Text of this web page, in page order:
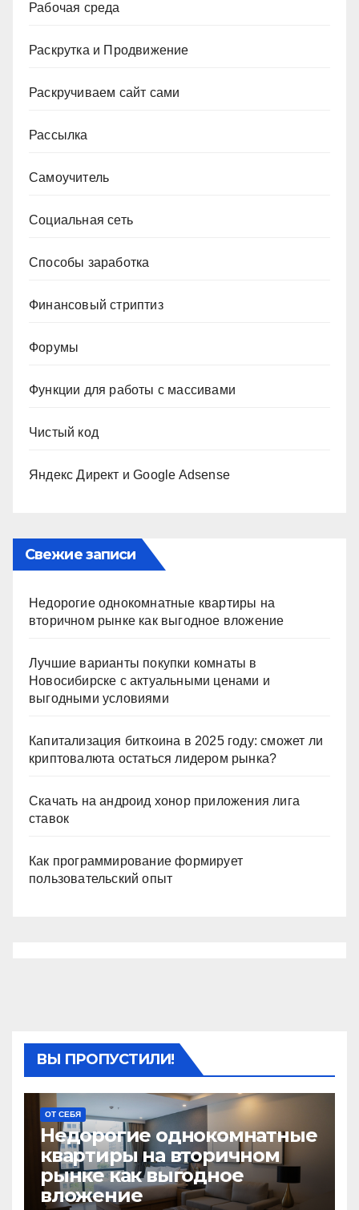
Рабочая среда
Раскрутка и Продвижение
Раскручиваем сайт сами
Рассылка
Самоучитель
Социальная сеть
Способы заработка
Финансовый стриптиз
Форумы
Функции для работы с массивами
Чистый код
Яндекс Директ и Google Adsense
Свежие записи
Недорогие однокомнатные квартиры на
вторичном рынке как выгодное вложение
Лучшие варианты покупки комнаты в
Новосибирске с актуальными ценами и
выгодными условиями
Капитализация биткоина в 2025 году: сможет ли
криптовалюта остаться лидером рынка?
Скачать на андроид хонор приложения лига
ставок
Как программирование формирует
пользовательский опыт
ВЫ ПРОПУСТИЛИ!
ОТ СЕБЯ
Недорогие однокомнатные
квартиры на вторичном
рынке как выгодное
вложение